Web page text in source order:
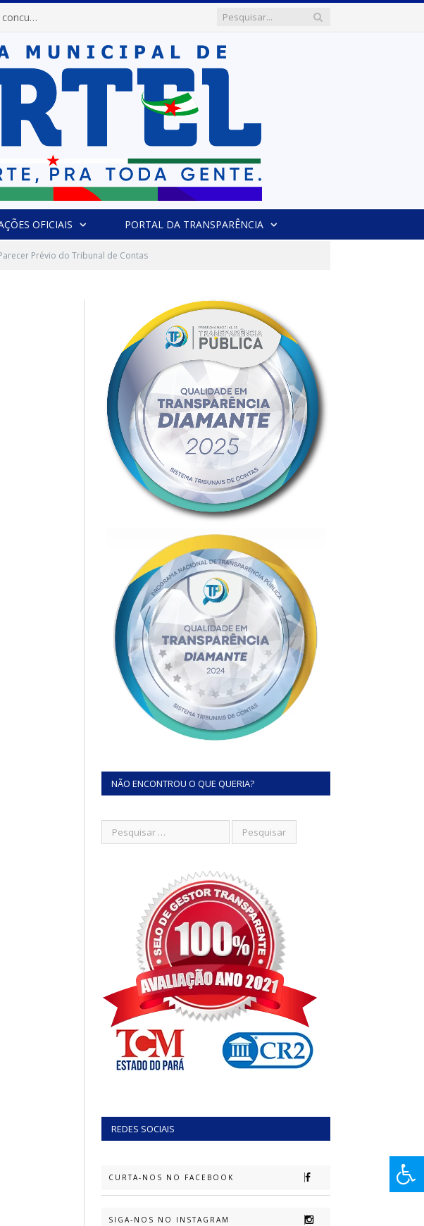
Prefeitura de Portel prorroga inscrições e altera horários dos concursos “Musa” e “Miss Mix Verão 2026”
OFICIAIS PORTAL DA TRANSPARÊNCIA
Prévio do Tribunal de Contas
NÃO ENCONTROU O QUE QUERIA?
REDES SOCIAIS
CURTA-NOS NO FACEBOOK
SIGA-NOS NO INSTAGRAM